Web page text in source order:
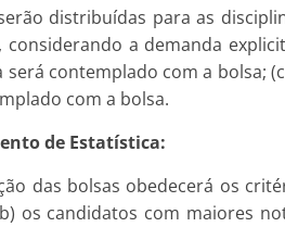
distribuídas para as
considerando a demanda
será contemplado com a bolsa;
com a bolsa.
de Estatística:
das bolsas obedecerá os
os candidatos com maiores